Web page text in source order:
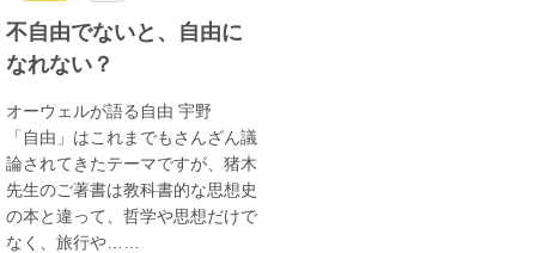
不自由でないと、自由に
なれない？
オーウェルが語る自由 宇野
「自由」はこれまでもさんざん議
論されてきたテーマですが、猪木
先生のご著書は教科書的な思想史
の本と違って、哲学や思想だけで
なく、旅行や……